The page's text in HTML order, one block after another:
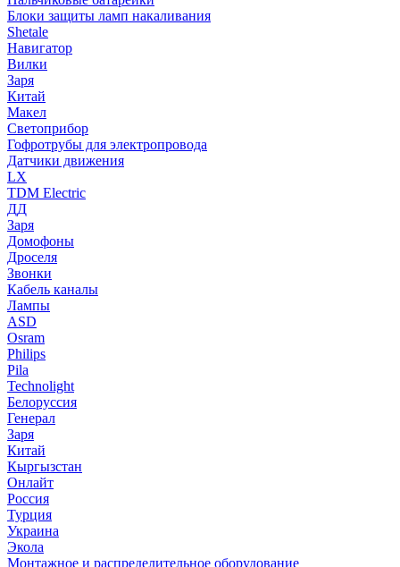
Блоки защиты ламп накаливания
Shetale
Навигатор
Вилки
Заря
Китай
Макел
Светоприбор
Гофротрубы для электропровода
Датчики движения
LX
TDM Electric
ДД
Заря
Домофоны
Дроселя
Звонки
Кабель каналы
Лампы
ASD
Osram
Philips
Pila
Technolight
Белоруссия
Генерал
Заря
Китай
Кыргызстан
Онлайт
Россия
Турция
Украина
Экола
Монтажное и распределительное оборудование